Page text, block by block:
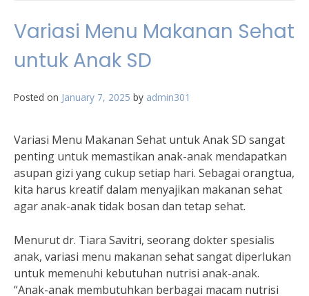
Variasi Menu Makanan Sehat
untuk Anak SD
Posted on January 7, 2025 by admin301
Variasi Menu Makanan Sehat untuk Anak SD sangat
penting untuk memastikan anak-anak mendapatkan
asupan gizi yang cukup setiap hari. Sebagai orangtua,
kita harus kreatif dalam menyajikan makanan sehat
agar anak-anak tidak bosan dan tetap sehat.
Menurut dr. Tiara Savitri, seorang dokter spesialis
anak, variasi menu makanan sehat sangat diperlukan
untuk memenuhi kebutuhan nutrisi anak-anak.
“Anak-anak membutuhkan berbagai macam nutrisi